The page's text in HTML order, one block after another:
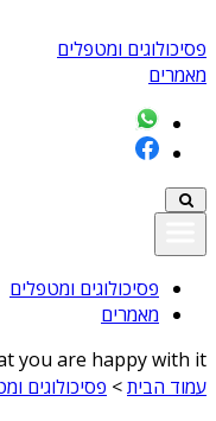
פסיכולוגים ומטפלים
מאמרים
פסיכולוגים ומטפלים
מאמרים
you are happy with it
עמוד הבית> פסיכולוגים